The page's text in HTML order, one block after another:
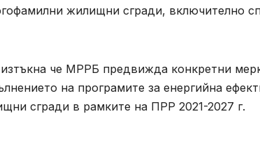
жилищни сгради, включително
че МРРБ предвижда конкретни
на програмите за енергийна
сгради в рамките на ПРР 2021-2027 г.